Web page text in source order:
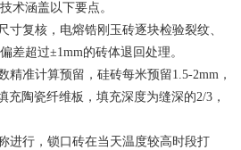
术涵盖以下要点。
寸复核，电熔锆刚玉砖逐块检验裂纹、
差超过±1mm的砖体退回处理。
精准计算预留，硅砖每米预留1.5-2mm，
充陶瓷纤维板，填充深度为缝深的2/3，
进行，锁口砖在当天温度较高时段打